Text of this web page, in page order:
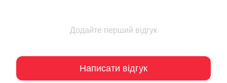
Додайте перший відгук
Написати відгук